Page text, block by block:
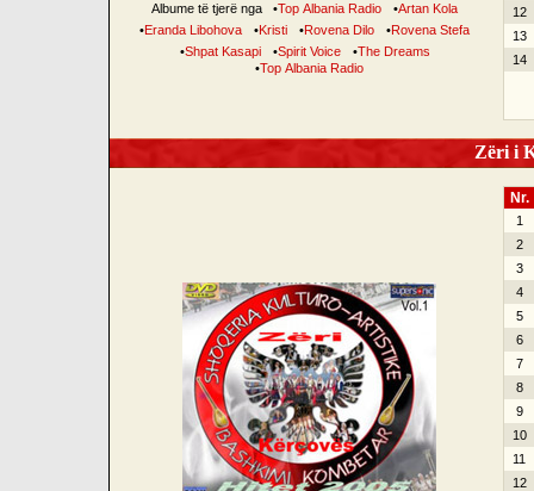
Albume të tjerë nga •Top Albania Radio •Artan Kola
•Eranda Libohova •Kristi •Rovena Dilo •Rovena Stefa
•Shpat Kasapi •Spirit Voice •The Dreams
•Top Albania Radio
12
13
14
Zëri i
Nr.
1
2
3
4
5
6
7
8
9
10
11
12